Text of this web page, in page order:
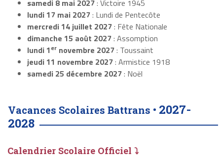
samedi 8 mai 2027: Victoire 1945
lundi 17 mai 2027: Lundi de Pentecôte
mercredi 14 juillet 2027: Fête Nationale
dimanche 15 août 2027: Assomption
lundi 1er novembre 2027: Toussaint
jeudi 11 novembre 2027: Armistice 1918
samedi 25 décembre 2027: Noël
Vacances Scolaires Battrans • 2027-
2028
Calendrier Scolaire Officiel ⤵